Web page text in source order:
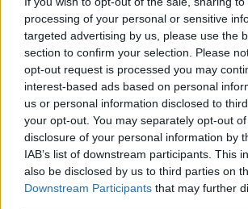
processing of your personal or sensitive
targeted advertising by us, please use the
section to confirm your selection. Please
opt-out request is processed you may
interest-based ads based on personal
us or personal information disclosed to
your opt-out. You may separately opt-out
disclosure of your personal information by
IAB’s list of downstream participants. This
also be disclosed by us to third parties on
Downstream Participants that may further
Monticiano
3
Murlo
Piancastagnaio
31
Pienza
6
Poggibonsi
53
Radda In Chianti
1
Radicofani
10
Radicondoli
1
Rapolano Terme
7
San Casciano Dei Bagni 1
San Gimignano
7